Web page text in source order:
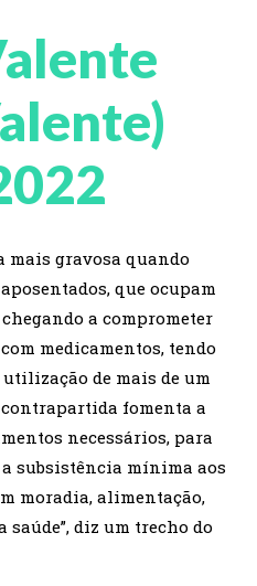
mais gravosa quando
que ocupam
a comprometer
medicamentos, tendo
de mais de um
fomenta a
necessários, para
subsistência mínima aos
moradia, alimentação,
diz um trecho do